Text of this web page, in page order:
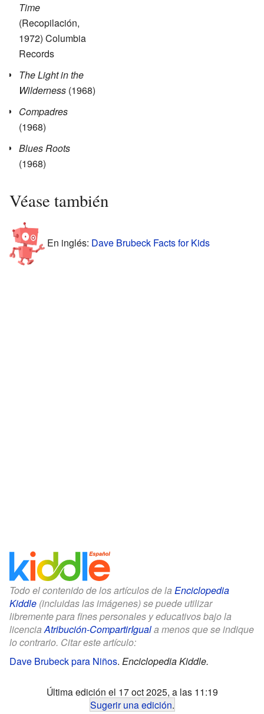
Time
(Recopilación,
1972) Columbia
Records
The Light in the
Wilderness (1968)
Compadres
(1968)
Blues Roots
(1968)
Véase también
En inglés: Dave Brubeck Facts for Kids
Todo el contenido de los artículos de la Enciclopedia
Kiddle (incluidas las imágenes) se puede utilizar
libremente para fines personales y educativos bajo la
licenciaAtribución-CompartirIguala menos que se indique
lo contrario. Citar este artículo:
Dave Brubeck para Niños. Enciclopedia Kiddle.
Última edición el 17 oct 2025, a las 11:19
Sugerir una edición.